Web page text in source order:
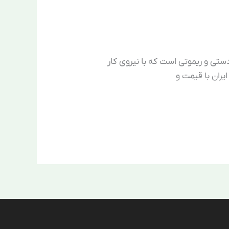
و ریموتی است که با نیروی کار
با قیمت و